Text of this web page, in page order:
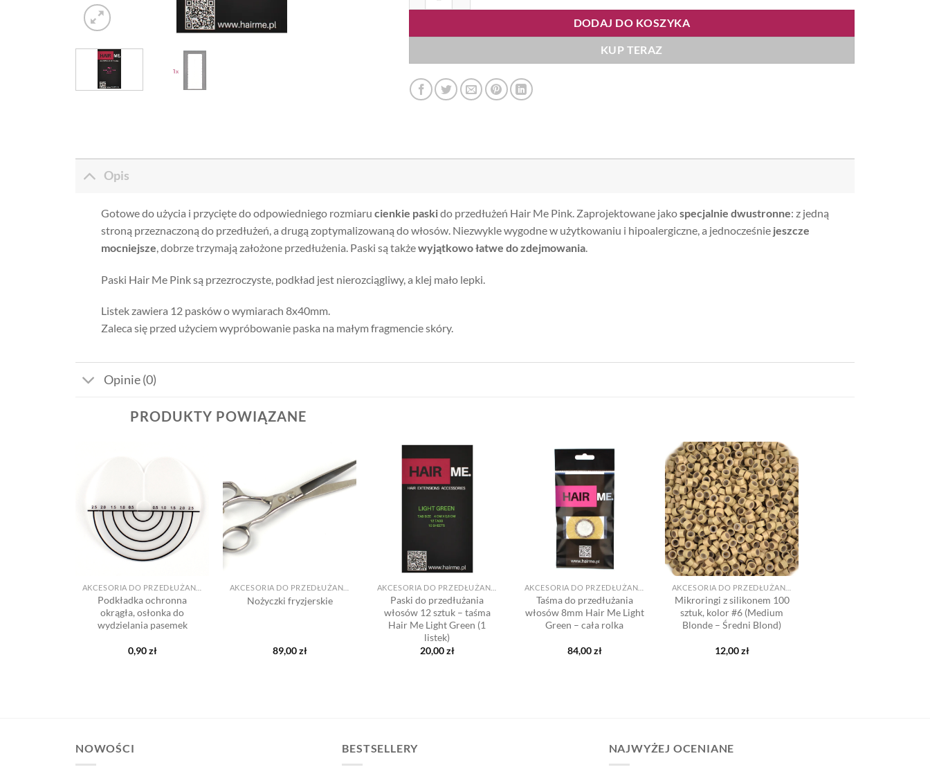
DODAJ DO KOSZYKA
KUP TERAZ
Opis
Gotowe do użycia i przycięte do odpowiedniego rozmiaru cienkie paskido przedłużeń Hair Me Pink. Zaprojektowane jakospecjalnie dwustronne: z jedną
stroną przeznaczoną do przedłużeń, a drugą zoptymalizowaną do włosów. Niezwykle wygodne w użytkowaniu i hipoalergiczne, a jednocześnie jeszcze
mocniejsze , dobrze trzymają założone przedłużenia. Paski są takżewyjątkowo łatwe do zdejmowania.
Paski Hair Me Pink są przezroczyste, podkład jest nierozciągliwy, a klej mało lepki.
Listek zawiera 12 pasków o wymiarach 8x40mm.
Zaleca się przed użyciem wypróbowanie paska na małym fragmencie skóry.
Opinie (0)
PRODUKTY POWIĄZANE
Podkładka ochronna
okrągła, osłonka do
wydzielania pasemek
0,90zł
Dodaj
do listy
życzeń
Nożyczki fryzjerskie
89,00zł
Dodaj
Paski do przedłużania
włosów 12 sztuk – taśma
Hair Me Light Green (1
listek)
20,00zł
Taśma do przedłużania
włosów 8mm Hair Me Light
Green – cała rolka
84,00zł
Dodaj
do listy
życzeń
+
Mikroringi z silikonem 100
sztuk, kolor #6 (Medium
Blonde – Średni Blond)
12,00zł
NOWOŚCI BESTSELLERY NAJWYŻEJ OCENIANE